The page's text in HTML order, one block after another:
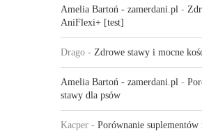
Amelia Bartoń - zamerdani.pl -
AniFlexi+ [test]
Drago - Zdrowe stawy i mocne
Amelia Bartoń - zamerdani.pl -
stawy dla psów
Kacper - Porównanie suplementów